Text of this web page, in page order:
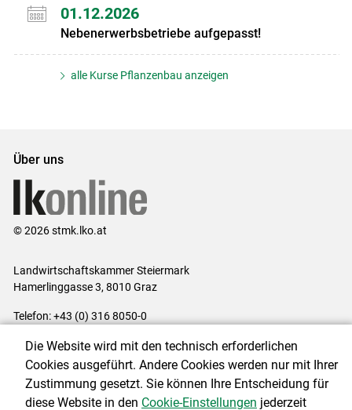
01.12.2026
Nebenerwerbsbetriebe aufgepasst!
alle Kurse Pflanzenbau anzeigen
Über uns
© 2026 stmk.lko.at
Landwirtschaftskammer Steiermark
Hamerlinggasse 3, 8010 Graz
Telefon: +43 (0) 316 8050-0
Impressum|Kontakt|Datenschutzerklärung|Barrierefreiheit|
Cookie-Einstellungen
Die Website wird mit den technisch erforderlichen
Cookies ausgeführt. Andere Cookies werden nur mit Ihrer
Zustimmung gesetzt. Sie können Ihre Entscheidung für
diese Website in den Cookie-Einstellungen jederzeit